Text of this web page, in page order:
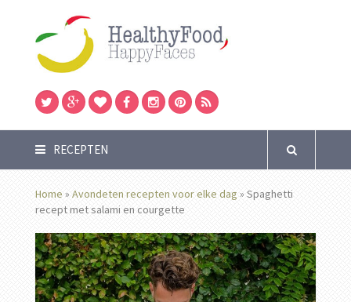
RECEPTEN
Home » Avondeten recepten voor elke dag » Spaghetti
recept met salami en courgette